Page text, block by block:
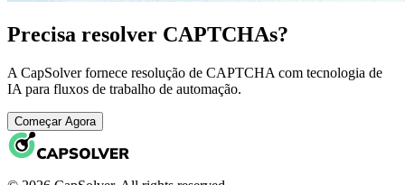
Precisa resolver CAPTCHAs?
A CapSolver fornece resolução de CAPTCHA com tecnologia de
IA para fluxos de trabalho de automação.
Começar Agora